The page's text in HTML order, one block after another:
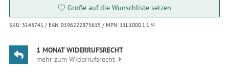
Größe auf die Wunschliste setzen
SKU: 3143741 / EAN: 0196222875615 / MPN: 11L1000.1.1.M
1 MONAT WIDERRUFSRECHT
mehr zum Widerrufsrecht